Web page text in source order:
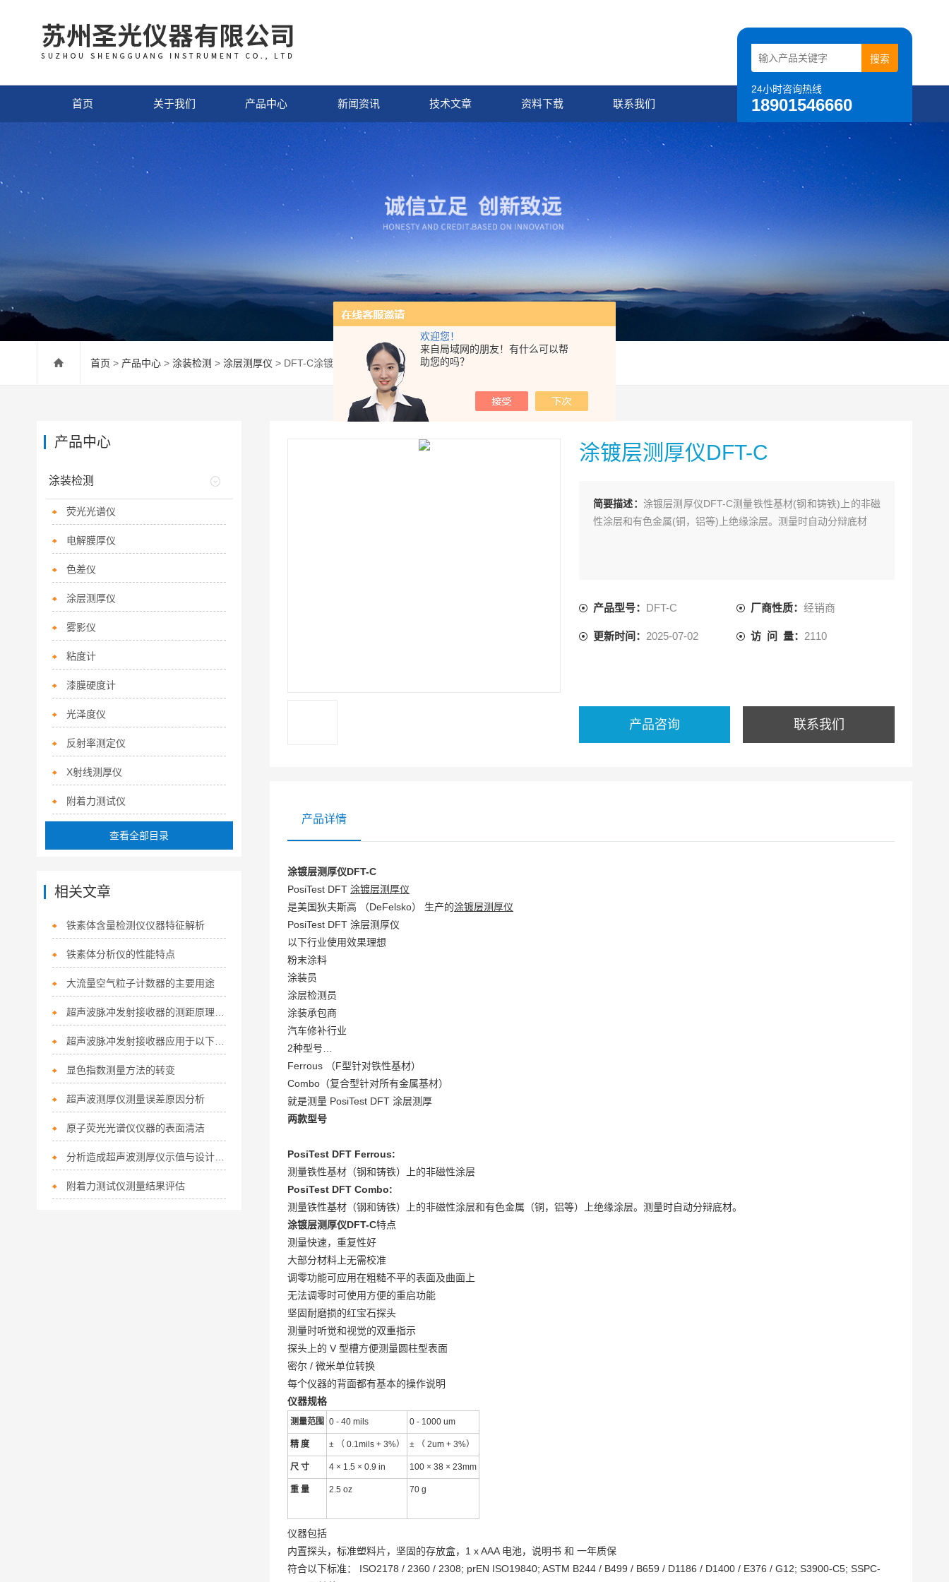
欢迎您！
来自局域网的朋友！有什么可以帮
助您的吗？
24小时咨询热线
18901546660
首页 关于我们 产品中心 新闻资讯 技术文章 资料下载 联系我们
首页 > 产品中心 > 涂装检测 > 涂层测厚仪 > DFT-C涂镀层测厚仪DFT-C
涂镀层测厚仪DFT-C
简要描述： 涂镀层测厚仪DFT-C测量铁性基材(钢和铸铁)上的非磁
性涂层和有色金属(铜，铝等)上绝缘涂层。测量时自动分辩底材
产品型号： DFT-C 厂商性质：经销商
更新时间： 2025-07-02 访 问 量： 2110
产品咨询 联系我们
产品详情
涂镀层测厚仪DFT-C
PosiTest DFT 涂镀层测厚仪
是美国狄夫斯高 （DeFelsko） 生产的涂镀层测厚仪
PosiTest DFT 涂层测厚仪
以下行业使用效果理想
粉末涂料
涂装员
涂层检测员
涂装承包商
汽车修补行业
2种型号…
Ferrous （F型针对铁性基材）
Combo（复合型针对所有金属基材）
就是测量 PosiTest DFT 涂层测厚
两款型号
PosiTest DFT Ferrous:
测量铁性基材（钢和铸铁）上的非磁性涂层
PosiTest DFT Combo:
测量铁性基材（钢和铸铁）上的非磁性涂层和有色金属（铜，铝等）上绝缘涂层。测量时自动分辩底材。
涂镀层测厚仪DFT-C特点
测量快速，重复性好
大部分材料上无需校准
调零功能可应用在粗糙不平的表面及曲面上
无法调零时可使用方便的重启功能
坚固耐磨损的红宝石探头
测量时听觉和视觉的双重指示
探头上的 V 型槽方便测量圆柱型表面
密尔 / 微米单位转换
每个仪器的背面都有基本的操作说明
仪器规格
测量范围 0 - 40 mils 0 - 1000 um
精 度 ± （ 0.1mils + 3%） ± （ 2um + 3%）
尺 寸 4 × 1.5 × 0.9 in 100 × 38 × 23mm
重 量 2.5 oz 70 g
仪器包括
内置探头，标准塑料片，坚固的存放盒，1 x AAA 电池，说明书 和 一年质保
符合以下标准： ISO2178 / 2360 / 2308; prEN ISO19840; ASTM B244 / B499 / B659 / D1186 / D1400 / E376 / G12; S3900-C5; SSPC-
产品中心
涂装检测
荧光光谱仪
电解膜厚仪
色差仪
涂层测厚仪
雾影仪
粘度计
漆膜硬度计
光泽度仪
反射率测定仪
X射线测厚仪
附着力测试仪
查看全部目录
相关文章
铁素体含量检测仪仪器特征解析
铁素体分析仪的性能特点
大流量空气粒子计数器的主要用途
超声波脉冲发射接收器应用于以下领域中
显色指数测量方法的转变
超声波测厚仪测量误差原因分析
原子荧光光谱仪仪器的表面清洁
分析造成超声波测厚仪示值与设计值不符的主要原因
附着力测试仪测量结果评估